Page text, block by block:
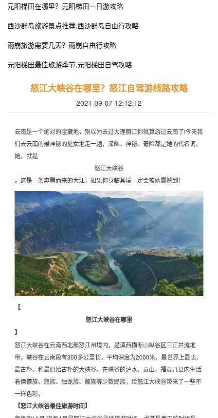
元阳梯田在哪里？元阳梯田一日游攻略
​西沙群岛旅游景点推荐,西沙群岛自由行攻略
雨崩旅游需要几天？雨崩自由行攻略
元阳梯田最佳旅游季节,元阳梯田自驾攻略
怒江大峡谷在哪里？怒江自驾游线路攻略
2021-09-07 12:12:12
云南是一个绝对的宝藏地，别以为去过大理丽江你就算游过云南了!今天我
们去云南的最神秘的处女地走一趟，深幽、神秘、奇险都是她的代名词。
她，就是
怒江大峡谷
。这是一条奔腾而来的大江，如果你身临其境一定会被她震撼到！
【
怒江大峡谷在哪里
】
怒江大峡谷在云南西北部怒江州境内，是滇西横断山纵谷区三江并流地
带，峡谷在云南段有300多公里长，平均深度为2000米，是世界上最长、
最古朴、和最原始古朴的大峡谷。在峡谷的泸水、贡山、福贡几县内生活
着傈僳族、怒族、独龙族、藏族等少数民族，给怒江大峡谷带来了一些不
一样色彩。
【怒江大峡谷最佳旅游时间】